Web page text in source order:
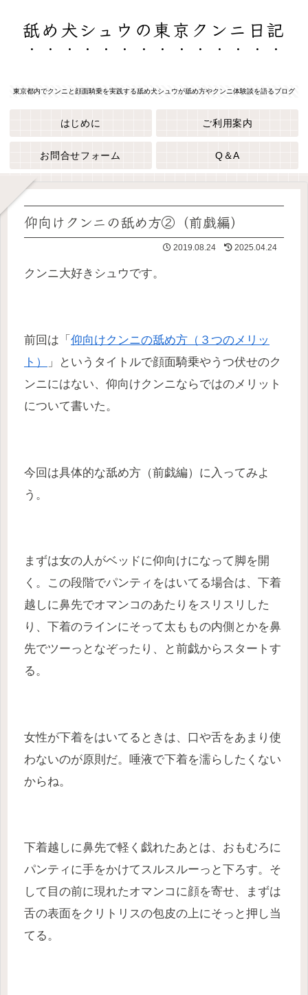
舐め犬シュウの東京クンニ日記
東京都内でクンニと顔面騎乗を実践する舐め犬シュウが舐め方やクンニ体験談を語るブログ
はじめに ご利用案内
お問合せフォーム Q＆A
仰向けクンニの舐め方②（前戯編）
2019.08.24 2025.04.24
クンニ大好きシュウです。
前回は「 仰向けクンニの舐め方（３つのメリッ
ト）
」というタイトルで顔面騎乗やうつ伏せのク
ンニにはない、仰向けクンニならではのメリット
について書いた。
今回は具体的な舐め方（前戯編）に入ってみよ
う。
まずは女の人がベッドに仰向けになって脚を開
く。この段階でパンティをはいてる場合は、下着
越しに鼻先でオマンコのあたりをスリスリした
り、下着のラインにそって太ももの内側とかを鼻
先でツーっとなぞったり、と前戯からスタートす
る。
女性が下着をはいてるときは、口や舌をあまり使
わないのが原則だ。唾液で下着を濡らしたくない
からね。
下着越しに鼻先で軽く戯れたあとは、おもむろに
パンティに手をかけてスルスルーっと下ろす。そ
して目の前に現れたオマンコに顔を寄せ、まずは
舌の表面をクリトリスの包皮の上にそっと押し当
てる。